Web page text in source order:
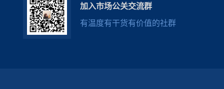
加入市场公关交流群
有温度有干货有价值的社群